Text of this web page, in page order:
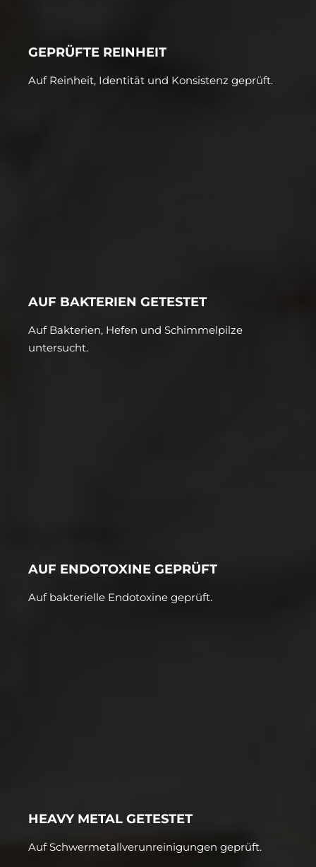
GEPRÜFTE REINHEIT
Auf Reinheit, Identität und Konsistenz geprüft.
AUF BAKTERIEN GETESTET
Auf Bakterien, Hefen und Schimmelpilze
untersucht.
AUF ENDOTOXINE GEPRÜFT
Auf bakterielle Endotoxine geprüft.
HEAVY METAL GETESTET
Auf Schwermetallverunreinigungen geprüft.